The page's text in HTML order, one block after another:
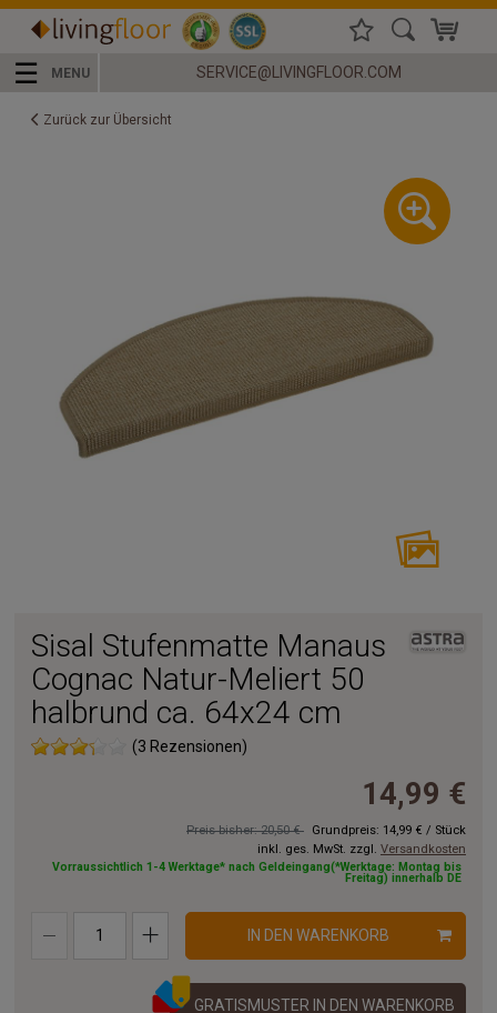
☰ MENU SERVICE@LIVINGFLOOR.COM
Zurück zur Übersicht
Sisal Stufenmatte Manaus
Cognac Natur-Meliert 50
halbrund ca. 64x24 cm
(3 Rezensionen)
14,99 €
Preis bisher: 20,50 € Grundpreis: 14,99 € / Stück
inkl. ges. MwSt. zzgl. Versandkosten
Vorraussichtlich 1-4 Werktage* nach Geldeingang(*Werktage: Montag bis
Freitag) innerhalb DE
IN DEN WARENKORB
GRATISMUSTER IN DEN WARENKORB